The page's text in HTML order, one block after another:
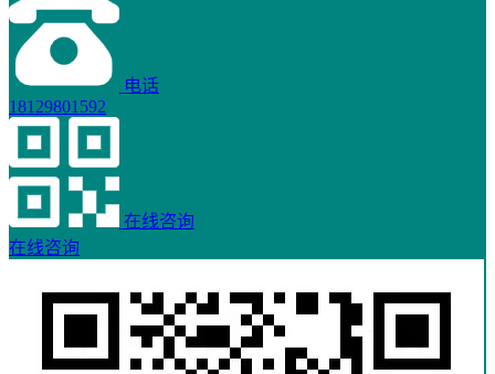
电话
18129801592
在线咨询
在线咨询